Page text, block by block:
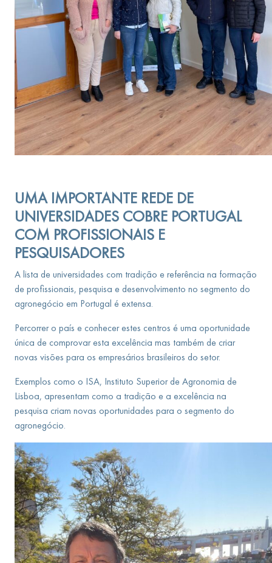
UMA IMPORTANTE REDE DE
UNIVERSIDADES COBRE PORTUGAL
COM PROFISSIONAIS E
PESQUISADORES
A lista de universidades com tradição e referência na formação
de profissionais, pesquisa e desenvolvimento no segmento do
agronegócio em Portugal é extensa.
Percorrer o país e conhecer estes centros é uma oportunidade
única de comprovar esta excelência mas também de criar
novas visões para os empresários brasileiros do setor.
Exemplos como o ISA, Instituto Superior de Agronomia de
Lisboa, apresentam como a tradição e a excelência na
pesquisa criam novas oportunidades para o segmento do
agronegócio.